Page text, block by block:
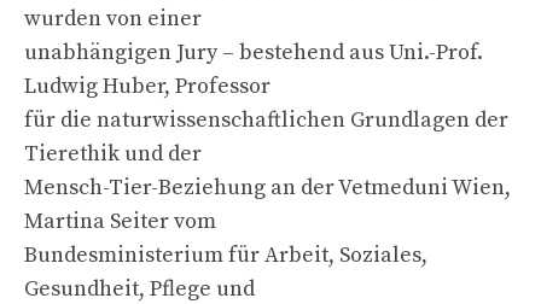
wurden von einer
unabhängigen Jury – bestehend aus Uni.-Prof.
Ludwig Huber, Professor
für die naturwissenschaftlichen Grundlagen der
Tierethik und der
Mensch-Tier-Beziehung an der Vetmeduni Wien,
Martina Seiter vom
Bundesministerium für Arbeit, Soziales,
Gesundheit, Pflege und